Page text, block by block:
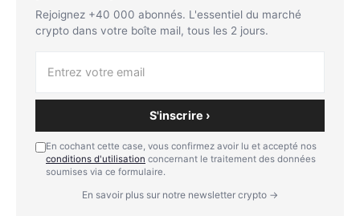
Rejoignez +40 000 abonnés. L'essentiel du marché
crypto dans votre boîte mail, tous les 2 jours.
S'inscrire ›
En cochant cette case, vous confirmez avoir lu et accepté nos
conditions d'utilisation concernant le traitement des données
soumises via ce formulaire.
En savoir plus sur notre newsletter crypto →